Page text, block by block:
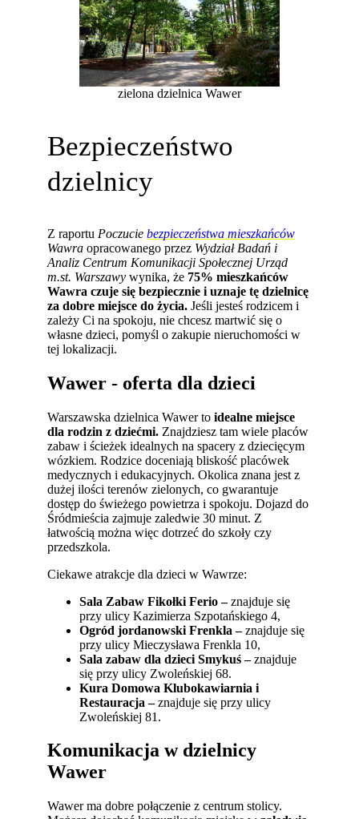
zielona dzielnica Wawer
Bezpieczeństwo
dzielnicy
Z raportu Poczuciebezpieczeństwa mieszkańców
Wawra opracowanego przez Wydział Badań i
Analiz Centrum Komunikacji Społecznej Urząd
m.st. Warszawy wynika, że 75% mieszkańców
Wawra czuje się bezpiecznie i uznaje tę dzielnicę
za dobre miejsce do życia.Jeśli jesteś rodzicem i
zależy Ci na spokoju, nie chcesz martwić się o
własne dzieci, pomyśl o zakupie nieruchomości w
tej lokalizacji.
Wawer - oferta dla dzieci
Warszawska dzielnica Wawer toidealne miejsce
dla rodzin z dziećmi. Znajdziesz tam wiele placów
zabaw i ścieżek idealnych na spacery z dziecięcym
wózkiem. Rodzice doceniają bliskość placówek
medycznych i edukacyjnych. Okolica znana jest z
dużej ilości terenów zielonych, co gwarantuje
dostęp do świeżego powietrza i spokoju. Dojazd do
Śródmieścia zajmuje zaledwie 30 minut. Z
łatwością można więc dotrzeć do szkoły czy
przedszkola.
Ciekawe atrakcje dla dzieci w Wawrze:
Sala Zabaw Fikołki Ferio –znajduje się
przy ulicy Kazimierza Szpotańskiego 4,
Ogród jordanowski Frenkla –znajduje się
przy ulicy Mieczysława Frenkla 10,
Sala zabaw dla dzieci Smykuś –znajduje
się przy ulicy Zwoleńskiej 68.
Kura Domowa Klubokawiarnia i
Restauracja –znajduje się przy ulicy
Zwoleńskiej 81.
Komunikacja w dzielnicy
Wawer
Wawer ma dobre połączenie z centrum stolicy.